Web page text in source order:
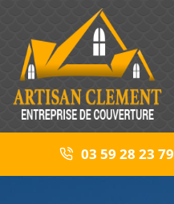
03 59 28 23 79